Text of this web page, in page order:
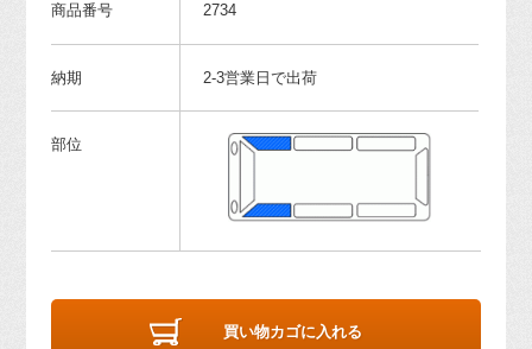
商品番号 2734
納期 2-3営業日で出荷
部位
買い物カゴに入れる